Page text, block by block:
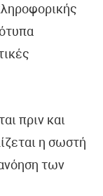
πριν και
η σωστή
των